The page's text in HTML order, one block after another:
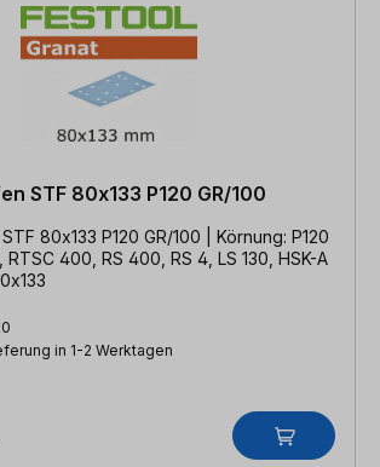
STF 80x133 P120 GR/100
80x133 P120 GR/100 | Körnung: P120
RTSC 400, RS 400, RS 4, LS 130, HSK-A
in 1-2 Werktagen